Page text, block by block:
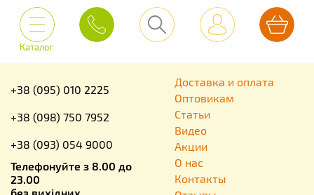
Каталог
+38 (095) 010 2225
+38 (098) 750 7952
+38 (093) 054 9000
Телефонуйте з 8.00 до
23.00
Доставка и оплата
Оптовикам
Статьи
Видео
Акции
О нас
Контакты